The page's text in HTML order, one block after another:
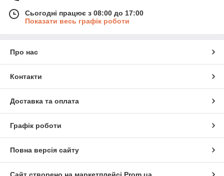
Сьогодні працює з 08:00 до 17:00
Показати весь графік роботи
Про нас
Контакти
Доставка та оплата
Графік роботи
Повна версія сайту